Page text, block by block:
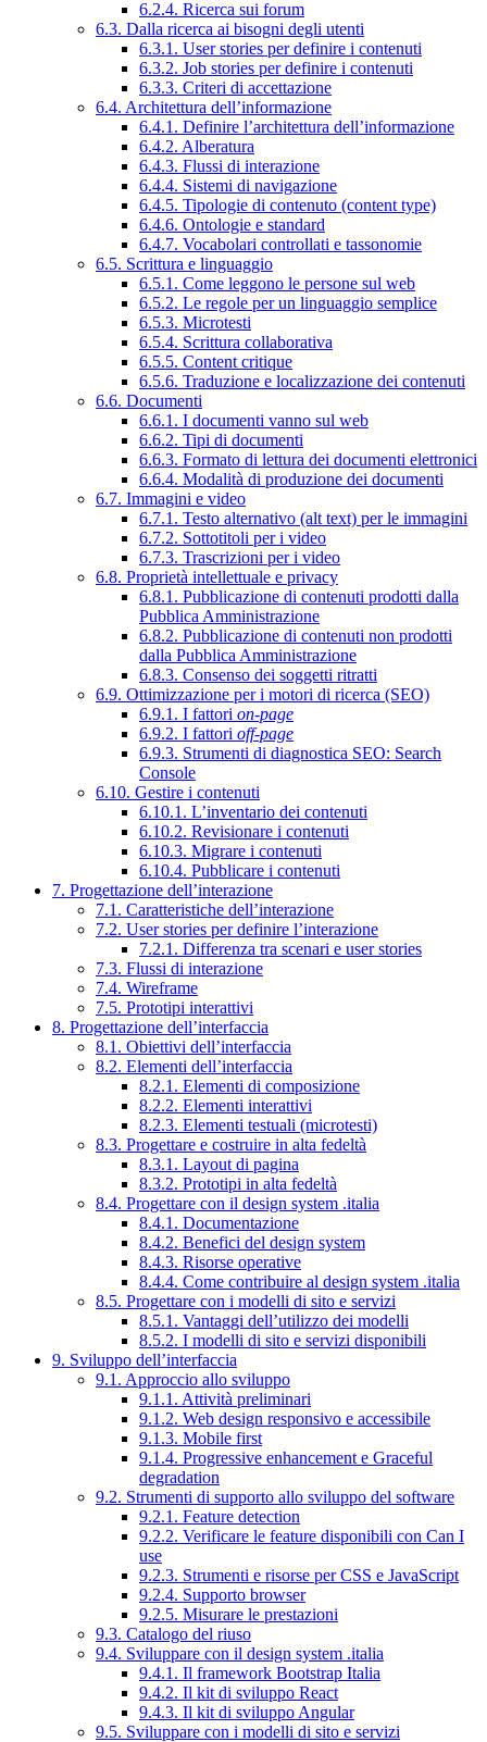
6.2.4. Ricerca sui forum
6.3. Dalla ricerca ai bisogni degli utenti
6.3.1. User stories per definire i contenuti
6.3.2. Job stories per definire i contenuti
6.3.3. Criteri di accettazione
6.4. Architettura dell’informazione
6.4.1. Definire l’architettura dell’informazione
6.4.2. Alberatura
6.4.3. Flussi di interazione
6.4.4. Sistemi di navigazione
6.4.5. Tipologie di contenuto (content type)
6.4.6. Ontologie e standard
6.4.7. Vocabolari controllati e tassonomie
6.5. Scrittura e linguaggio
6.5.1. Come leggono le persone sul web
6.5.2. Le regole per un linguaggio semplice
6.5.3. Microtesti
6.5.4. Scrittura collaborativa
6.5.5. Content critique
6.5.6. Traduzione e localizzazione dei contenuti
6.6. Documenti
6.6.1. I documenti vanno sul web
6.6.2. Tipi di documenti
6.6.3. Formato di lettura dei documenti elettronici
6.6.4. Modalità di produzione dei documenti
6.7. Immagini e video
6.7.1. Testo alternativo (alt text) per le immagini
6.7.2. Sottotitoli per i video
6.7.3. Trascrizioni per i video
6.8. Proprietà intellettuale e privacy
6.8.1. Pubblicazione di contenuti prodotti dalla
Pubblica Amministrazione
6.8.2. Pubblicazione di contenuti non prodotti
dalla Pubblica Amministrazione
6.8.3. Consenso dei soggetti ritratti
6.9. Ottimizzazione per i motori di ricerca (SEO)
6.9.1. I fattori on-page
6.9.2. I fattori off-page
6.9.3. Strumenti di diagnostica SEO: Search
Console
6.10. Gestire i contenuti
6.10.1. L’inventario dei contenuti
6.10.2. Revisionare i contenuti
6.10.3. Migrare i contenuti
6.10.4. Pubblicare i contenuti
7. Progettazione dell’interazione
7.1. Caratteristiche dell’interazione
7.2. User stories per definire l’interazione
7.2.1. Differenza tra scenari e user stories
7.3. Flussi di interazione
7.4. Wireframe
7.5. Prototipi interattivi
8. Progettazione dell’interfaccia
8.1. Obiettivi dell’interfaccia
8.2. Elementi dell’interfaccia
8.2.1. Elementi di composizione
8.2.2. Elementi interattivi
8.2.3. Elementi testuali (microtesti)
8.3. Progettare e costruire in alta fedeltà
8.3.1. Layout di pagina
8.3.2. Prototipi in alta fedeltà
8.4. Progettare con il design system .italia
8.4.1. Documentazione
8.4.2. Benefici del design system
8.4.3. Risorse operative
8.4.4. Come contribuire al design system .italia
8.5. Progettare con i modelli di sito e servizi
8.5.1. Vantaggi dell’utilizzo dei modelli
8.5.2. I modelli di sito e servizi disponibili
9. Sviluppo dell’interfaccia
9.1. Approccio allo sviluppo
9.1.1. Attività preliminari
9.1.2. Web design responsivo e accessibile
9.1.3. Mobile first
9.1.4. Progressive enhancement e Graceful
degradation
9.2. Strumenti di supporto allo sviluppo del software
9.2.1. Feature detection
9.2.2. Verificare le feature disponibili con Can I
use
9.2.3. Strumenti e risorse per CSS e JavaScript
9.2.4. Supporto browser
9.2.5. Misurare le prestazioni
9.3. Catalogo del riuso
9.4. Sviluppare con il design system .italia
9.4.1. Il framework Bootstrap Italia
9.4.2. Il kit di sviluppo React
9.4.3. Il kit di sviluppo Angular
9.5. Sviluppare con i modelli di sito e servizi